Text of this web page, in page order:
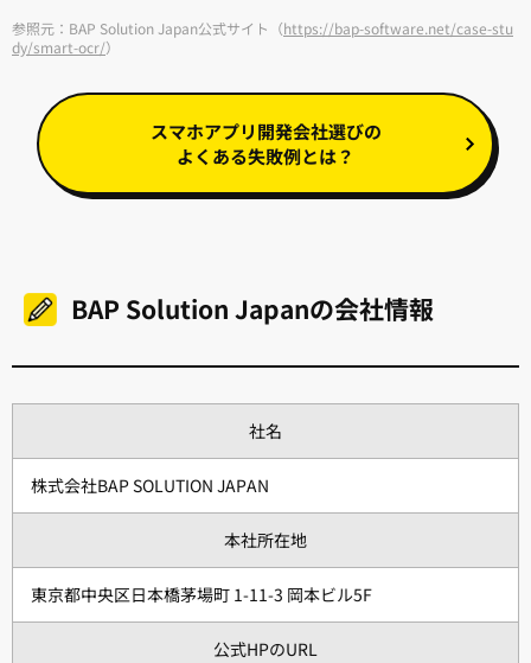
参照元：BAP Solution Japan公式サイト（https://bap-software.net/case-stu
dy/smart-ocr/）
スマホアプリ開発会社選びの
よくある失敗例とは？
BAP Solution Japanの会社情報
社名
株式会社BAP SOLUTION JAPAN
本社所在地
東京都中央区日本橋茅場町 1-11-3 岡本ビル5F
公式HPのURL